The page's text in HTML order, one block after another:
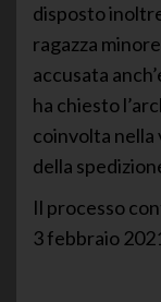
disposto
ragazza
accusata
ha chiesto
coinvolta
della
Il processo
3 febbraio